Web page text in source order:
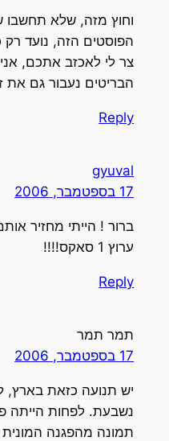
וחוץ מזה, שלא תחשבו
הפוסטים הזה, נועד רק
צר לי לאכזב אתכם,
הבריטים נעבור גם את
Reply
gyuval
17 בספטמבר, 2006
ערוץ 1 סאקס!!!!
Reply
תמר תמר
17 בספטמבר, 2006
יש תנועה כזאת
נשבעת. לפחות הייתה